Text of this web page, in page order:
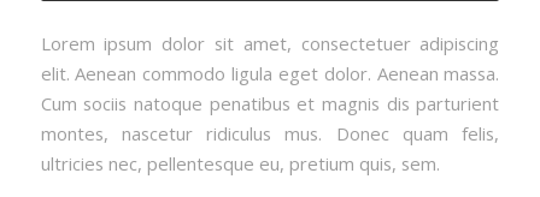
Lorem ipsum dolor sit amet, consectetuer adipiscing
elit. Aenean commodo ligula eget dolor. Aenean massa.
Cum sociis natoque penatibus et magnis dis parturient
montes, nascetur ridiculus mus. Donec quam felis,
ultricies nec, pellentesque eu, pretium quis, sem.